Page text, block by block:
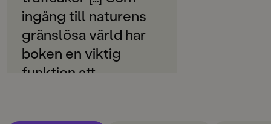
Produktion
Produktdetaljer
ISBN
ingång till naturens
gränslösa värld har
boken en viktig
funktion att